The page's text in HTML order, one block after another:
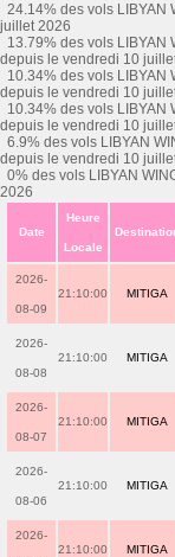
24.14% des vols LIBYAN
juillet 2026
13.79% des vols LIBYAN
depuis le vendredi 10
10.34% des vols LIBYAN
depuis le vendredi 10
10.34% des vols LIBYAN
depuis le vendredi 10
6.9% des vols LIBYAN
depuis le vendredi 10
0% des vols LIBYAN
2026
Date
Heure
Locale
2026-
08-09
21:10:00 MITIGA
2026-
08-08
21:10:00 MITIGA
2026-
08-07
21:10:00 MITIGA
2026-
08-06
21:10:00 MITIGA
2026-
21:10:00 MITIGA